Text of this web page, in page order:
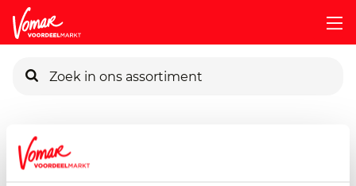
Pincode vergeten
Assortiment